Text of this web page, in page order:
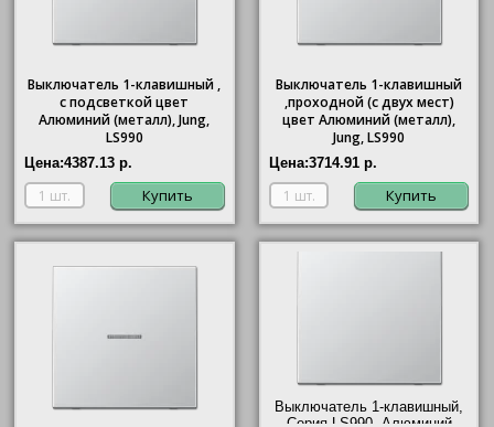
Выключатель 1-клавишный ,
с подсветкой цвет
Алюминий (металл), Jung,
LS990
Цена:4387.13 р.
Купить
Выключатель 1-клавишный
,проходной (с двух мест)
цвет Алюминий (металл),
Jung, LS990
Цена:3714.91 р.
Купить
Выключатель 1-клавишный,
Серия LS990, Алюминий